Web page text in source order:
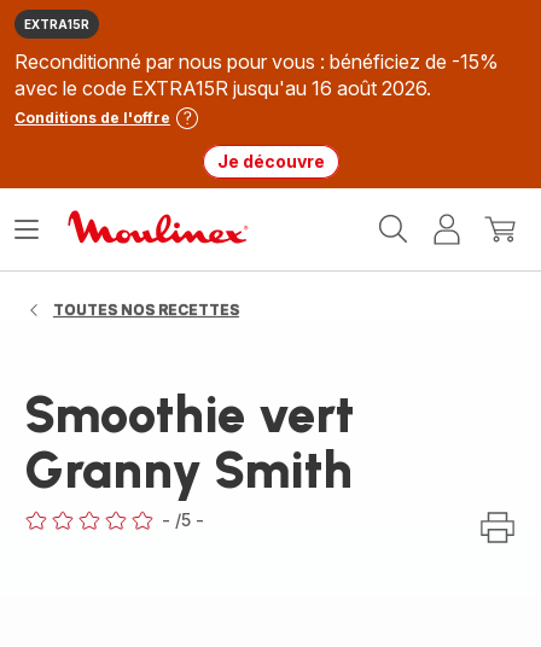
EXTRA15R
Reconditionné par nous pour vous : bénéficiez de -15%
avec le code EXTRA15R jusqu'au 16 août 2026.
Conditions de l'offre
Je découvre
MonMon
Ouvrir
TOUTES NOS RECETTES
Smoothie vert
Granny Smith
- /5 -